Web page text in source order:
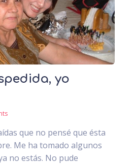
yo
que no pensé que ésta
Me ha tomado algunos
no estás. No pude